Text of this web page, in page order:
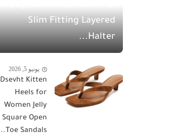
Slim Fitting Layered
Halter...
يونيو 5, 2026
Dsevht Kitten
Heels for
Women Jelly
Square Open
Toe Sandals...